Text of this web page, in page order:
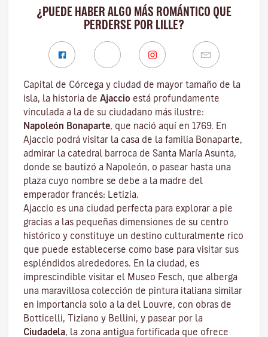
¿PUEDE HABER ALGO MÁS ROMÁNTICO QUE
PERDERSE POR LILLE?
Capital de Córcega y ciudad de mayor tamaño de la
isla, la historia de Ajaccio está profundamente
vinculada a la de su ciudadano más ilustre:
Napoleón Bonaparte, que nació aquí en 1769. En
Ajaccio podrá visitar la casa de la familia Bonaparte,
admirar la catedral barroca de Santa María Asunta,
donde se bautizó a Napoleón, o pasear hasta una
plaza cuyo nombre se debe a la madre del
emperador francés: Letizia.
Ajaccio es una ciudad perfecta para explorar a pie
gracias a las pequeñas dimensiones de su centro
histórico y constituye un destino culturalmente rico
que puede establecerse como base para visitar sus
espléndidos alrededores. En la ciudad, es
imprescindible visitar el Museo Fesch, que alberga
una maravillosa colección de pintura italiana similar
en importancia solo a la del Louvre, con obras de
Botticelli, Tiziano y Bellini, y pasear por la
Ciudadela, la zona antigua fortificada que ofrece